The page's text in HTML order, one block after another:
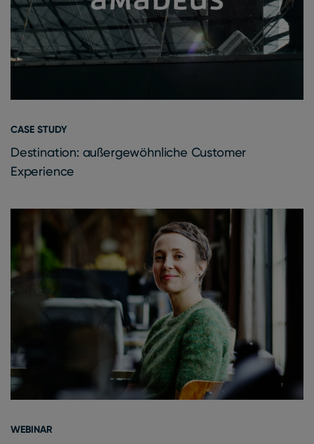
CASE STUDY
Destination: außergewöhnliche Customer
Experience
WEBINAR